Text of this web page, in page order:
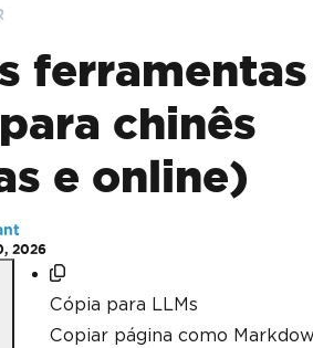
ferramentas
chinês
e online)
2026
Cópia para LLMs
Copiar página como